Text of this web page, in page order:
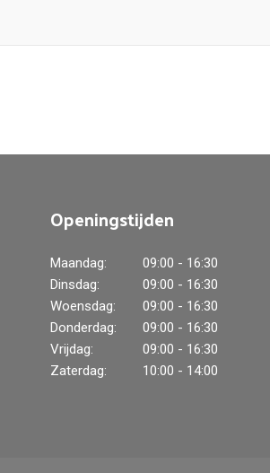
Openingstijden
Maandag:
09:00 - 16:30
Dinsdag:
09:00 - 16:30
Woensdag:
09:00 - 16:30
Donderdag:
09:00 - 16:30
Vrijdag:
09:00 - 16:30
Zaterdag:
10:00 - 14:00